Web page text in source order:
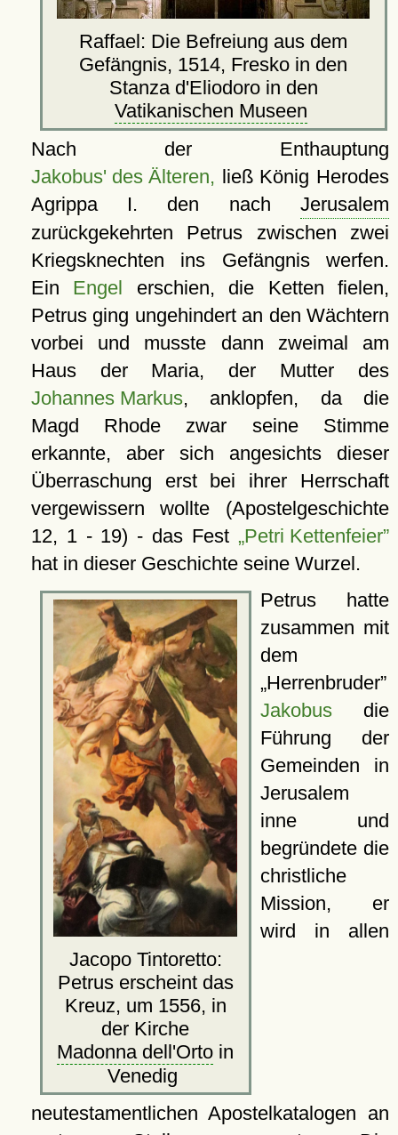
Raffael: Die Befreiung aus dem
Gefängnis, 1514, Fresko in den
Stanza d'Eliodoro in den
Vatikanischen Museen
Nach der Enthauptung
Jakobus' des Älteren, ließ König Herodes
Agrippa I. den nach Jerusalem
zurückgekehrten Petrus zwischen zwei
Kriegsknechten ins Gefängnis werfen.
Ein Engel
erschien, die Ketten fielen,
Petrus ging ungehindert an den Wächtern
vorbei und musste dann zweimal am
Haus der Maria, der Mutter des
Johannes Markus, anklopfen, da die
Magd Rhode zwar seine Stimme
erkannte, aber sich angesichts dieser
Überraschung erst bei ihrer Herrschaft
vergewissern wollte (Apostelgeschichte
12, 1 - 19) - das Fest
Petri Kettenfeier
hat in dieser Geschichte seine Wurzel.
Jacopo Tintoretto:
Petrus erscheint das
Kreuz, um 1556, in
der Kirche
Madonna dell'Orto in
Venedig
Petrus hatte
zusammen mit
dem
Herrenbruder
Jakobusdie
Führung der
Gemeinden in
Jerusalem
inne und
begründete die
christliche
Mission, er
wird in allen
neutestamentlichen Apostelkatalogen an